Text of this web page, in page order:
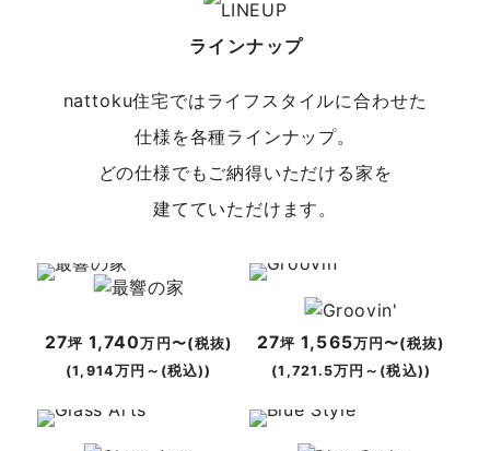
春日井店／愛知県春日井市八田町7-1-13 エ
ラインナップ
nattoku住宅ではライフスタイルに合わせた
仕様を各種ラインナップ。
どの仕様でもご納得いただける家を
建てていただけます。
27坪1,740万円〜(税抜)
(1,914万円～(税込))
27坪 1,565万円〜(税抜)
(1,721.5万円～(税込))